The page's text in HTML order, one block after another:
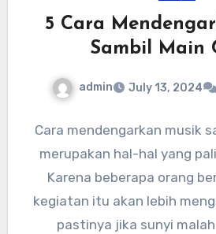
5 Cara
Sambil Main
admin July 13, 2024
Cara mendengarkan musik
merupakan hal-hal yang
Karena beberapa orang
kegiatan itu akan lebih
pastinya jika sunyi